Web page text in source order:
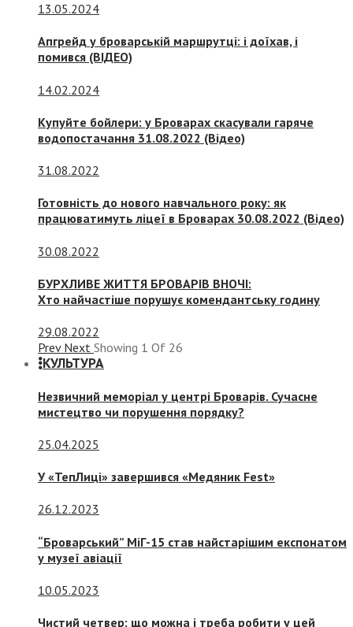
13.05.2024
Апгрейд у броварській маршрутці: і доїхав, і
помився (ВІДЕО)
14.02.2024
Купуйте бойлери: у Броварах скасували гаряче
водопостачання 31.08.2022 (Відео)
31.08.2022
Готовність до нового навчального року: як
працюватимуть ліцеї в Броварах 30.08.2022 (Відео)
30.08.2022
БУРХЛИВЕ ЖИТТЯ БРОВАРІВ ВНОЧІ:
Хто найчастіше порушує комендантську годину
29.08.2022
Prev Next Showing 1 Of 26
КУЛЬТУРА
Незвичний меморіал у центрі Броварів. Сучасне
мистецтво чи порушення порядку?
25.04.2025
У «ТепЛиці» завершився «Медяник Fest»
26.12.2023
“Броварський” МіГ-15 став найстарішим експонатом
у музеї авіації
10.05.2023
Чистий четвер: що можна і треба робити у цей